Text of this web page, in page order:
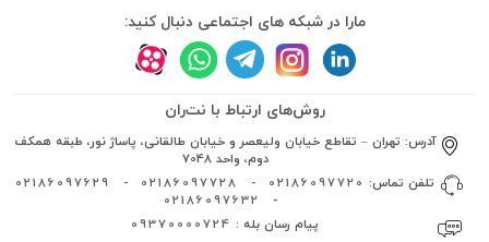
مارا در شبکه های اجتماعی دنبال کنید:
روش‌های ارتباط با نت‌ران
آدرس: تهران – تقاطع خیابان ولیعصر و خیابان طالقانی، پاساژ نور، طبقه همکف
دوم، واحد 7048
تلفن تماس: 02186097720
-
02186097728
-
02186097629
-
02186097632
پیام رسان بله : 09370000724